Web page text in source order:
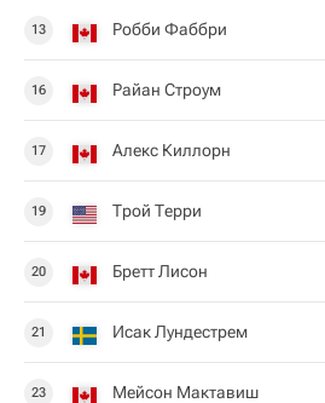
13 Робби Фаббри
16 Райан Строум
17 Алекс Киллорн
19 Трой Терри
20 Бретт Лисон
21 Исак Лундестрем
23 Мейсон Мактавиш